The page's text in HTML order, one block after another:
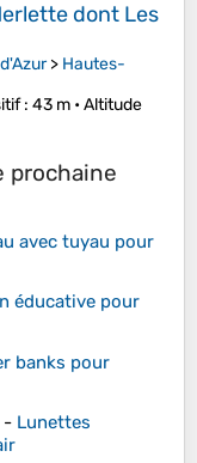
dont Les
> Hautes-
: 43 m •Altitude
prochaine
avec tuyau pour
éducative pour
banks pour
- Lunettes